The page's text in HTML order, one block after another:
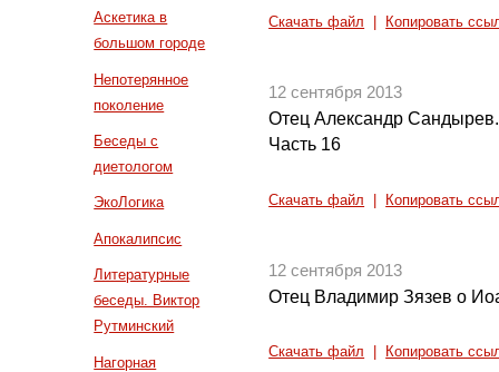
Аскетика в
большом городе
Непотерянное
поколение
Беседы с
диетологом
ЭкоЛогика
Апокалипсис
Литературные
беседы. Виктор
Рутминский
Нагорная
Скачать файл Копировать
12 сентября 2013
Отец Александр
Часть 16
Скачать файл Копировать
12 сентября 2013
Отец Владимир Зязев о
Скачать файл Копировать